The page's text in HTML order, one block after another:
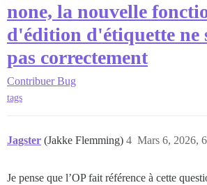
none, la nouvelle
d'édition d'étiquette ne
pas correctement
Contribuer Bug
tags
Jagster (Jakke Flemming) Mars 6, 2026,
4
Je pense que l’OP fait référence à cette